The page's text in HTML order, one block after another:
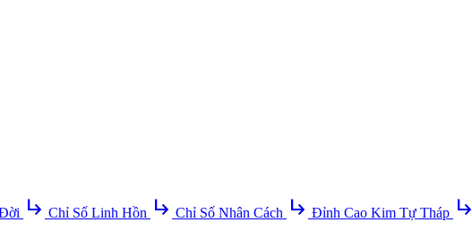
subdirectory_arrow_right Chỉ Số Linh Hồn subdirectory_arrow_right Chỉ Số Nhân Cách subdirectory_arrow_right Đỉnh Cao Kim Tự Tháp subdirectory_arrow_right